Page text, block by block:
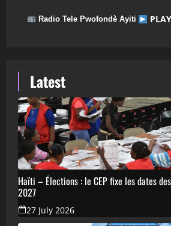
Radio Tele Pwofondè Ayiti PLAY
Latest
Haïti – Élections : le CEP fixe les dates
2027
27 July 2026